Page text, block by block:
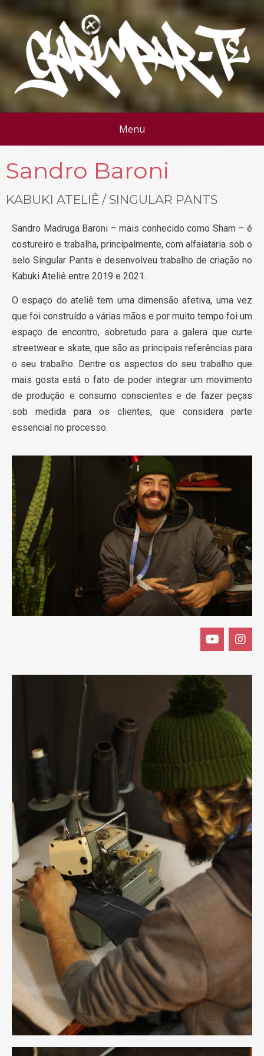
Menu
Sandro Baroni
KABUKI ATELIÊ / SINGULAR PANTS
Sandro Madruga Baroni – mais conhecido como Sham – é
costureiro e trabalha, principalmente, com alfaiataria sob o
selo Singular Pants e desenvolveu trabalho de criação no
Kabuki Ateliê entre 2019 e 2021.
O espaço do ateliê tem uma dimensão afetiva, uma vez
que foi construído a várias mãos e por muito tempo foi um
espaço de encontro, sobretudo para a galera que curte
streetwear e skate, que são as principais referências para
o seu trabalho. Dentre os aspectos do seu trabalho que
mais gosta está o fato de poder integrar um movimento
de produção e consumo conscientes e de fazer peças
sob medida para os clientes, que considera parte
essencial no processo.